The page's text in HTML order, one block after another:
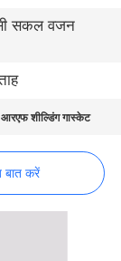
सकल वजन
आरएफ शील्डिंग गास्केट
बात करें